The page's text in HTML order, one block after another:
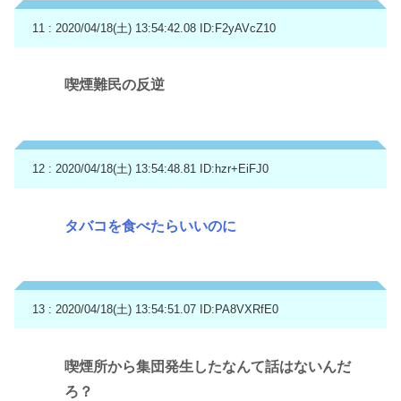
11 : 2020/04/18(土) 13:54:42.08 ID:F2yAVcZ10
喫煙難民の反逆
12 : 2020/04/18(土) 13:54:48.81 ID:hzr+EiFJ0
タバコを食べたらいいのに
13 : 2020/04/18(土) 13:54:51.07 ID:PA8VXRfE0
喫煙所から集団発生したなんて話はないんだ
ろ？